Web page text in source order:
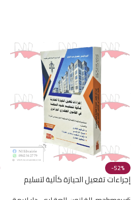
-52%
إجراءات تفعيل الحيازة كآلية لتسليم